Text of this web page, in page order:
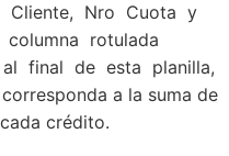
Cliente, Nro Cuota y
rotulada
final de esta planilla,
a la suma de
crédito.